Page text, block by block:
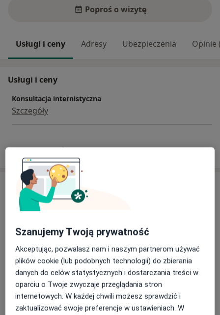
Poproś o wizytę
Usługi i ceny Adresy Ubezpieczenia Opinie
Usługi i ceny
Konsultacja internistyczna
Szczegóły
W jaki sposób ustalane są ceny?
Adres
Franciszek_gontarczuk
Powiększ mapęotwiera się w nowej karcie
Dostępność
W tym gabinecie nie można umawiać wizyt przez
internet
Co mam zrobić w tej sytuacji?
Szanujemy Twoją prywatność
Akceptując, pozwalasz nam i naszym partnerom używać
plików cookie (lub podobnych technologii) do zbierania
danych do celów statystycznych i dostarczania treści w
oparciu o Twoje zwyczaje przeglądania stron
internetowych. W każdej chwili możesz sprawdzić i
zaktualizować swoje preferencje w ustawieniach. W